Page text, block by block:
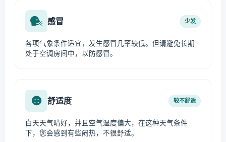
感冒 少发
各项气象条件适宜，发生感冒几率较低。但请避免长期
处于空调房间中，以防感冒。
舒适度 较不舒适
白天天气晴好，并且空气湿度偏大，在这种天气条件
下，您会感到有些闷热，不很舒适。